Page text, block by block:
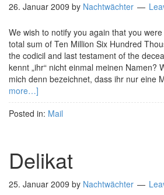
26. Januar 2009 by Nachtwächter
We wish to notify you again that you
total sum of Ten Million Six Hundred
the codicil and last testament of the
kennt „ihr“ nicht einmal meinen Namen?
mich denn bezeichnet, dass ihr nur eine
more…]
Posted in: Mail
Delikat
25. Januar 2009 by Nachtwächter